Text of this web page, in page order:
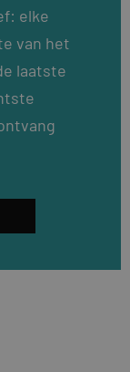
elke
van het
laatste